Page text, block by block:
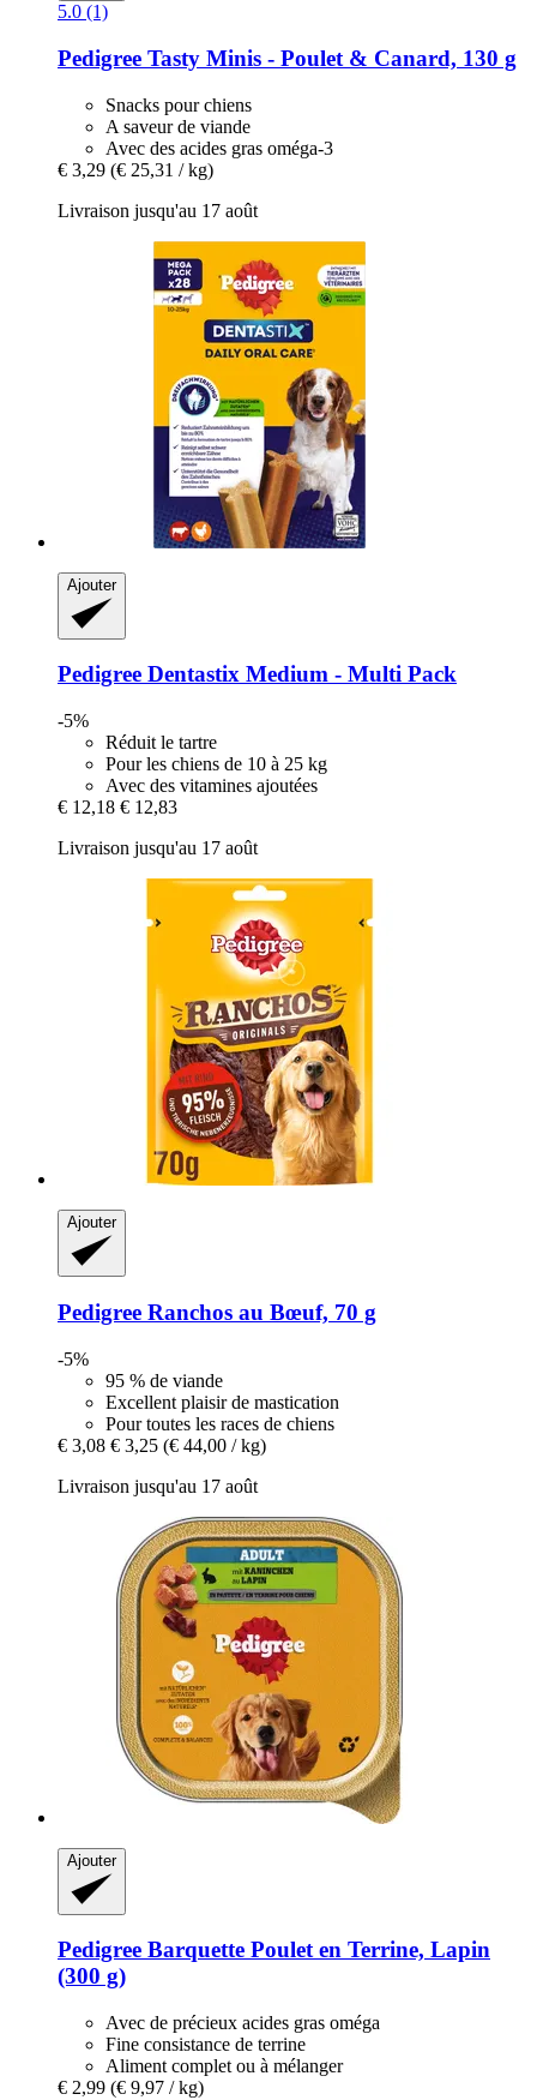
5.0 (1)
Pedigree Tasty Minis -​ Poulet & Canard, 130 g
Snacks pour chiens
A saveur de viande
Avec des acides gras oméga-3
€ 3,29 (€ 25,31 / kg)
Livraison jusqu'au 17 août
Ajouter
Pedigree Dentastix Medium -​ Multi Pack
-5%
Réduit le tartre
Pour les chiens de 10 à 25 kg
Avec des vitamines ajoutées
€ 12,18 € 12,83
Livraison jusqu'au 17 août
Ajouter
Pedigree Ranchos au Bœuf, 70 g
-5%
95 % de viande
Excellent plaisir de mastication
Pour toutes les races de chiens
€ 3,08 € 3,25 (€ 44,00 / kg)
Livraison jusqu'au 17 août
Ajouter
Pedigree Barquette Poulet en Terrine, Lapin
(300 g)
Avec de précieux acides gras oméga
Fine consistance de terrine
Aliment complet ou à mélanger
€ 2,99 (€ 9,97 / kg)